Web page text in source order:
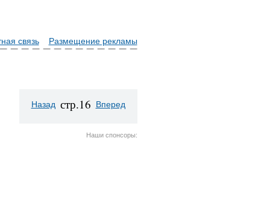
связь Размещение рекламы
Назад стр.16 Вперед
Наши спонсоры: